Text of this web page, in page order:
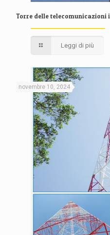
Torre delle
Leggi di più
novembre 10, 2024